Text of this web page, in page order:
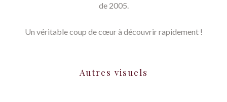
de 2005.
Un véritable coup de cœur à découvrir rapidement !
Autres visuels